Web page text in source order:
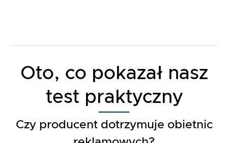
Oto, co pokazał nasz
test praktyczny
Czy producent dotrzymuje obietnic